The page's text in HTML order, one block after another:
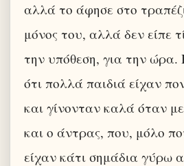
αλλά το άφησε στο
μόνος του, αλλά δεν είπε
την υπόθεση, για την ώρα.
ότι πολλά παιδιά είχαν
και γίνονταν καλά όταν
και ο άντρας, που, μόλο
είχαν κάτι σημάδια γύρω